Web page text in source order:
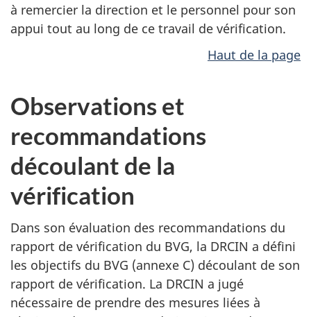
à remercier la direction et le personnel pour son
appui tout au long de ce travail de vérification.
Haut de la page
Observations et
recommandations
découlant de la
vérification
Dans son évaluation des recommandations du
rapport de vérification du BVG, la DRCIN a défini
les objectifs du BVG (annexe C) découlant de son
rapport de vérification. La DRCIN a jugé
nécessaire de prendre des mesures liées à